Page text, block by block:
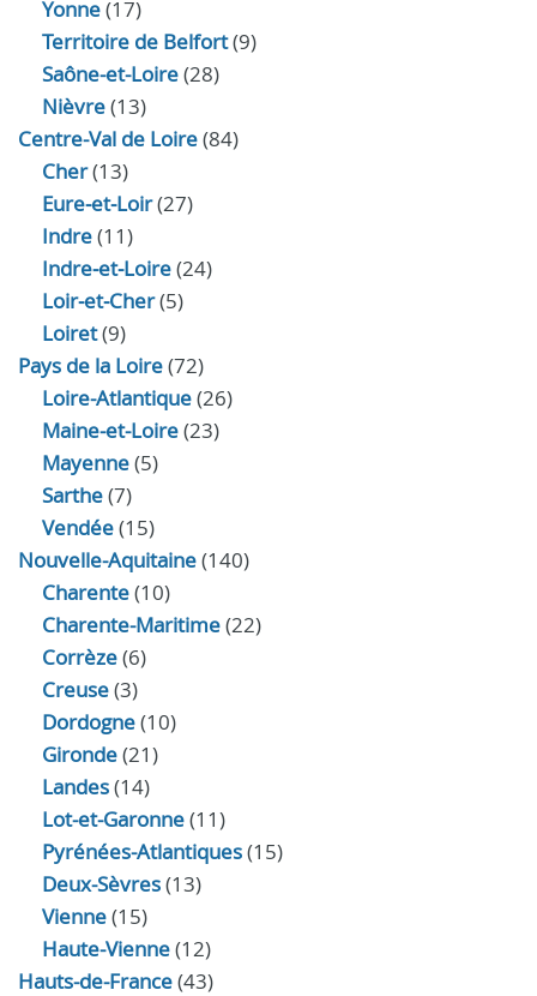
Yonne(17)
Territoire de Belfort(9)
Saône-et-Loire(28)
Nièvre(13)
Centre-Val de Loire(84)
Cher(13)
Eure‑et‑Loir(27)
Indre(11)
Indre‑et‑Loire(24)
Loir‑et‑Cher(5)
Loiret(9)
Pays de la Loire(72)
Loire-Atlantique(26)
Maine-et-Loire(23)
Mayenne(5)
Sarthe(7)
Vendée(15)
Nouvelle-Aquitaine(140)
Charente(10)
Charente-Maritime(22)
Corrèze(6)
Creuse(3)
Dordogne(10)
Gironde(21)
Landes(14)
Lot-et-Garonne(11)
Pyrénées-Atlantiques(15)
Deux-Sèvres(13)
Vienne(15)
Haute-Vienne(12)
Hauts-de-France(43)